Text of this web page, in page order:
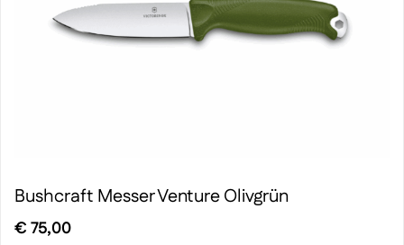
Bushcraft Messer Venture Olivgrün
€75,00